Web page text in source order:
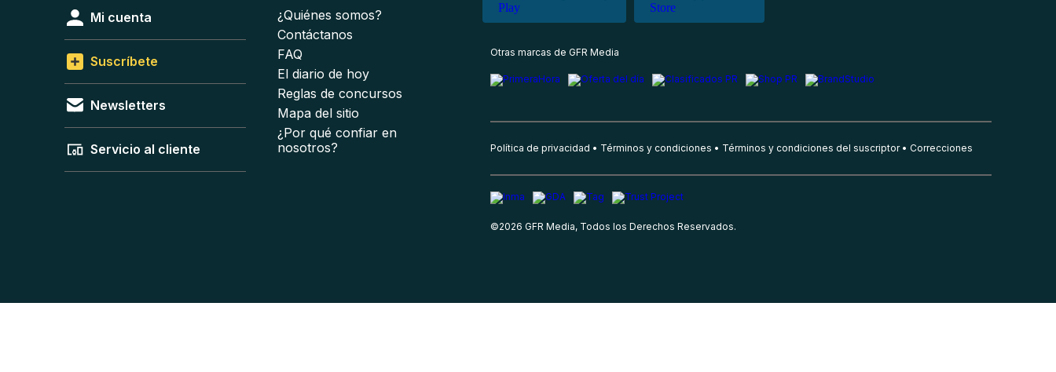
Mi cuenta
Suscríbete
Newsletters
Servicio al cliente
¿Quiénes somos?
Contáctanos
FAQ
El diario de hoy
Reglas de concursos
Mapa del sitio
¿Por qué confiar en
nosotros?
Otras marcas de GFR Media
Política de privacidad Términos y condiciones Términos y condiciones del suscriptor Correcciones
©2026 GFR Media, Todos los Derechos Reservados.